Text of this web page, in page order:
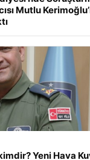
Mutlu
Yeni Hava